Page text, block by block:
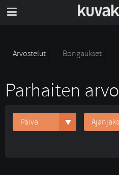
Arvostelut Bongaukset
Parhaiten
Päivä